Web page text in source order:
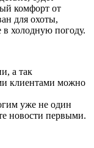
комфорт от
для охоты,
холодную погоду.
а так
клиентами можно
уже не один
новости первыми.